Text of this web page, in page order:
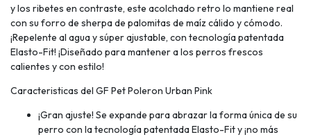
y los ribetes en contraste, este acolchado retro lo mantiene real
con su forro de sherpa de palomitas de maíz cálido y cómodo.
¡Repelente al agua y súper ajustable, con tecnología patentada
Elasto-Fit! ¡Diseñado para mantener a los perros frescos
calientes y con estilo!
Caracteristicas del GF Pet Poleron Urban Pink
¡Gran ajuste! Se expande para abrazar la forma única de su
perro con la tecnología patentada Elasto-Fit y ¡no más